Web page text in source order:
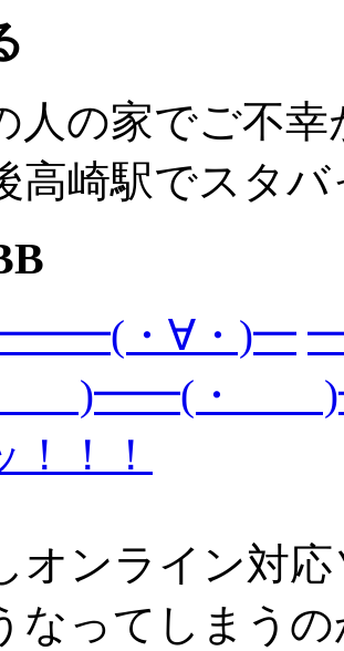
人の家でご不
高崎駅でスタ
・∀・)━
・
！！
オンライン対
なってしまう